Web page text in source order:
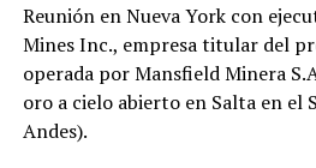
Reunión en Nueva York con
Mines Inc., empresa titular del
operada por Mansfield Minera
oro a cielo abierto en Salta en el
Andes).